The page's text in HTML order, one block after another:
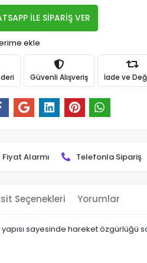
İLE SİPARİŞ VER
ekle
Güvenli Alışveriş İade ve
Fiyat Alarmı Telefonla Sipariş
Seçenekleri Yorumlar
sayesinde hareket özgürlüğü